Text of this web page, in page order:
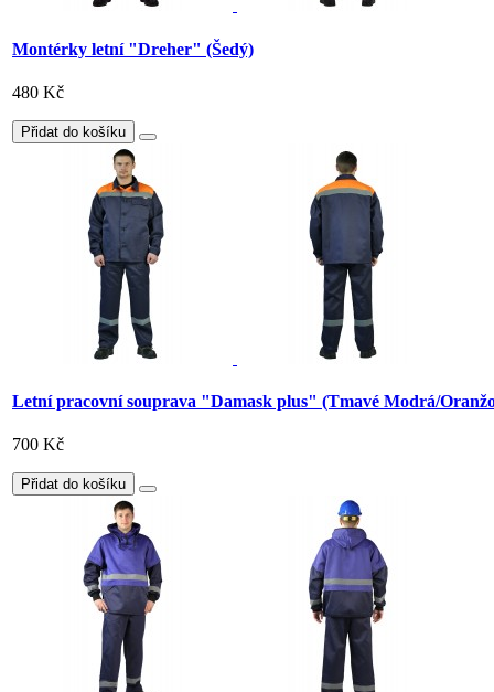
Montérky letní "Dreher" (Šedý)
480 Kč
Přidat do košíku
Letní pracovní souprava "Damask plus" (Tmavé Modrá/
700 Kč
Přidat do košíku